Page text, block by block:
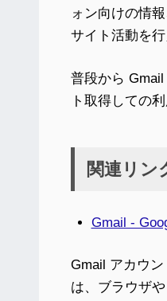
ォン向けの情
サイト活動を行
普段から
ト取得しての
関連リン
Gmail -
Gmail アカウ
は、ブラウザ